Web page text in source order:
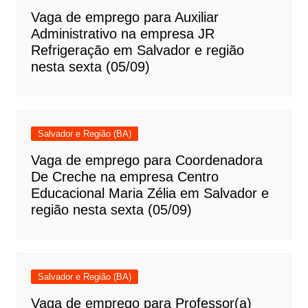
Vaga de emprego para Auxiliar
Administrativo na empresa JR
Refrigeração em Salvador e região
nesta sexta (05/09)
Salvador e Região (BA)
Vaga de emprego para Coordenadora
De Creche na empresa Centro
Educacional Maria Zélia em Salvador e
região nesta sexta (05/09)
Salvador e Região (BA)
Vaga de emprego para Professor(a)